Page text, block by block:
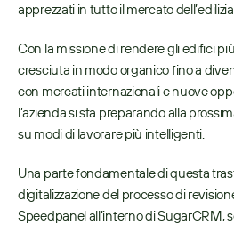
apprezzati in tutto il mercato
Con la missione di rendere gli edifici
cresciuta in modo organico fino a
con mercati internazionali e nuove
l’azienda si sta preparando alla
su modi di lavorare più intelligenti.
Una parte fondamentale di questa
digitalizzazione del processo di
Speedpanel all’interno di SugarCRM,